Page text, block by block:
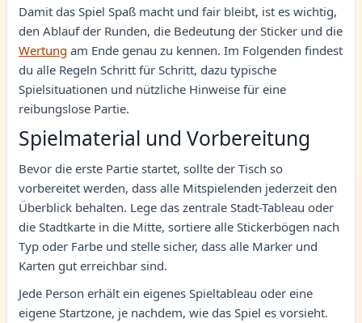
Damit das Spiel Spaß macht und fair bleibt, ist es wichtig,
den Ablauf der Runden, die Bedeutung der Sticker und die
Wertung am Ende genau zu kennen. Im Folgenden findest
du alle Regeln Schritt für Schritt, dazu typische
Spielsituationen und nützliche Hinweise für eine
reibungslose Partie.
Spielmaterial und Vorbereitung
Bevor die erste Partie startet, sollte der Tisch so
vorbereitet werden, dass alle Mitspielenden jederzeit den
Überblick behalten. Lege das zentrale Stadt-Tableau oder
die Stadtkarte in die Mitte, sortiere alle Stickerbögen nach
Typ oder Farbe und stelle sicher, dass alle Marker und
Karten gut erreichbar sind.
Jede Person erhält ein eigenes Spieltableau oder eine
eigene Startzone, je nachdem, wie das Spiel es vorsieht.